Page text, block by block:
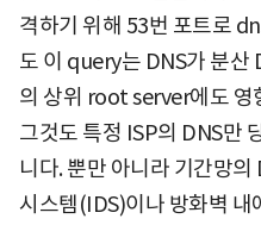
격하기 위해 53번 포트로
도 이 query는 DNS가 분산
의 상위 root server에도 영
그것도 특정 ISP의 DNS만
니다. 뿐만 아니라 기간망
시스템(IDS)이나 방화벽 내